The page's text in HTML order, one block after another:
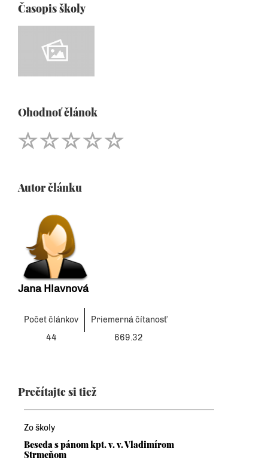
Časopis školy
Ohodnoť článok
Autor článku
Jana Hlavnová
Počet článkov
Priemerná čítanosť
44
669.32
Prečítajte si tiež
Zo školy
Beseda s pánom kpt. v. v. Vladimírom
Strmeňom